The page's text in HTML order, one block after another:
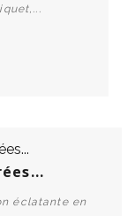
éclatante en